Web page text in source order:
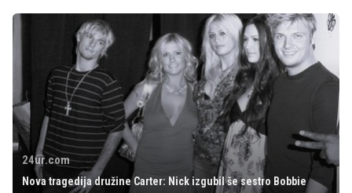
24ur.com
Nova tragedija družine Carter: Nick izgubil še sestro Bobbie